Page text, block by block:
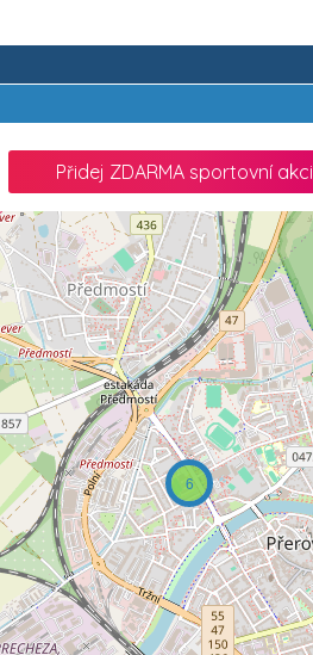
Přidej ZDARMA sportovní akci
6